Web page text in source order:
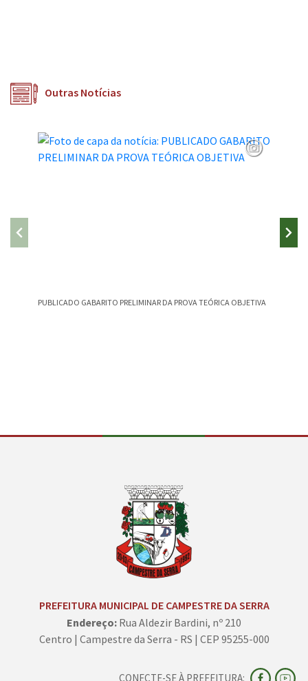
Outras Notícias
PUBLICADO GABARITO PRELIMINAR DA PROVA TEÓRICA OBJETIVA
PREFEITURA MUNICIPAL DE CAMPESTRE DA SERRA
Endereço: Rua Aldezir Bardini, nº 210
Centro | Campestre da Serra - RS | CEP 95255-000
CONECTE-SE À PREFEITURA: